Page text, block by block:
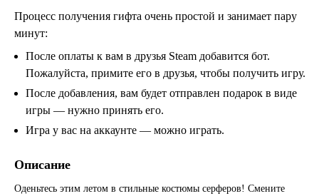
Процесс получения гифта очень простой и занимает пару
минут:
После оплаты к вам в друзья Steam добавится бот.
Пожалуйста, примите его в друзья, чтобы получить игру.
После добавления, вам будет отправлен подарок в виде
игры — нужно принять его.
Игра у вас на аккаунте — можно играть.
Описание
Оденьтесь этим летом в стильные костюмы серферов! Смените